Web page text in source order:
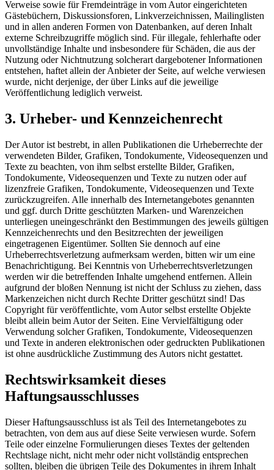
Verweise sowie für Fremdeinträge in vom Autor eingerichteten
Gästebüchern, Diskussionsforen, Linkverzeichnissen, Mailinglisten
und in allen anderen Formen von Datenbanken, auf deren Inhalt
externe Schreibzugriffe möglich sind. Für illegale, fehlerhafte oder
unvollständige Inhalte und insbesondere für Schäden, die aus der
Nutzung oder Nichtnutzung solcherart dargebotener Informationen
entstehen, haftet allein der Anbieter der Seite, auf welche verwiesen
wurde, nicht derjenige, der über Links auf die jeweilige
Veröffentlichung lediglich verweist.
3. Urheber- und Kennzeichenrecht
Der Autor ist bestrebt, in allen Publikationen die Urheberrechte der
verwendeten Bilder, Grafiken, Tondokumente, Videosequenzen und
Texte zu beachten, von ihm selbst erstellte Bilder, Grafiken,
Tondokumente, Videosequenzen und Texte zu nutzen oder auf
lizenzfreie Grafiken, Tondokumente, Videosequenzen und Texte
zurückzugreifen. Alle innerhalb des Internetangebotes genannten
und ggf. durch Dritte geschützten Marken- und Warenzeichen
unterliegen uneingeschränkt den Bestimmungen des jeweils gültigen
Kennzeichenrechts und den Besitzrechten der jeweiligen
eingetragenen Eigentümer. Sollten Sie dennoch auf eine
Urheberrechtsverletzung aufmerksam werden, bitten wir um eine
Benachrichtigung. Bei Kenntnis von Urheberrechtsverletzungen
werden wir die betreffenden Inhalte umgehend entfernen. Allein
aufgrund der bloßen Nennung ist nicht der Schluss zu ziehen, dass
Markenzeichen nicht durch Rechte Dritter geschützt sind! Das
Copyright für veröffentlichte, vom Autor selbst erstellte Objekte
bleibt allein beim Autor der Seiten. Eine Vervielfältigung oder
Verwendung solcher Grafiken, Tondokumente, Videosequenzen
und Texte in anderen elektronischen oder gedruckten Publikationen
ist ohne ausdrückliche Zustimmung des Autors nicht gestattet.
Rechtswirksamkeit dieses
Haftungsausschlusses
Dieser Haftungsausschluss ist als Teil des Internetangebotes zu
betrachten, von dem aus auf diese Seite verwiesen wurde. Sofern
Teile oder einzelne Formulierungen dieses Textes der geltenden
Rechtslage nicht, nicht mehr oder nicht vollständig entsprechen
sollten, bleiben die übrigen Teile des Dokumentes in ihrem Inhalt